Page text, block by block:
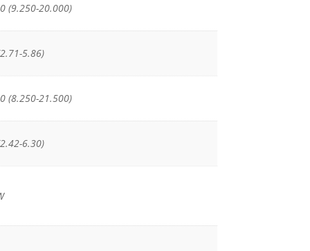
(9.250-20.000)
5.86)
(8.250-21.500)
6.30)